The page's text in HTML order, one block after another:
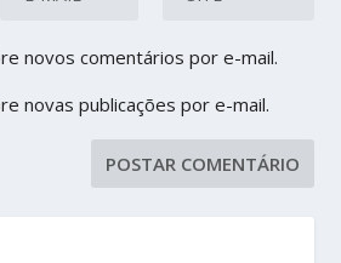
novos comentários por e-mail.
novas publicações por e-mail.